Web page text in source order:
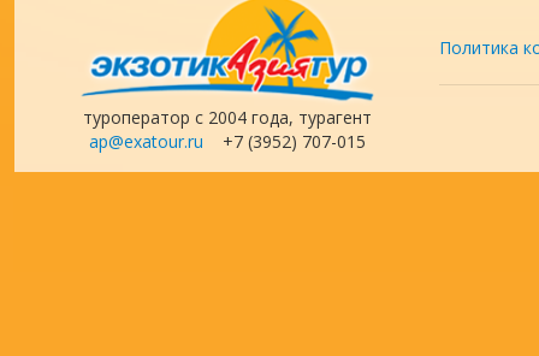
туроператор с 2004 года, турагент
ap@exatour.ru +7 (3952) 707-015
Политика